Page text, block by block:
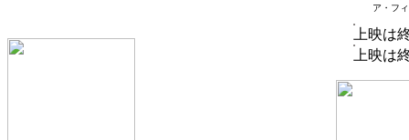
ア・フ
上映は
上映は